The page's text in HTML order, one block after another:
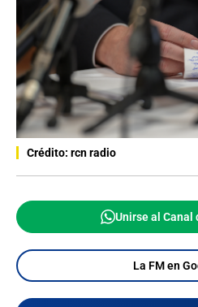
Crédito: rcn radio
Unirse al Canal
La FM en